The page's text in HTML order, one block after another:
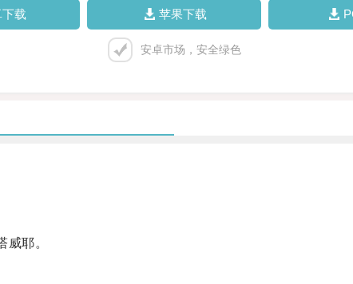
载 苹果下载
安卓市场，安全绿色
耶。